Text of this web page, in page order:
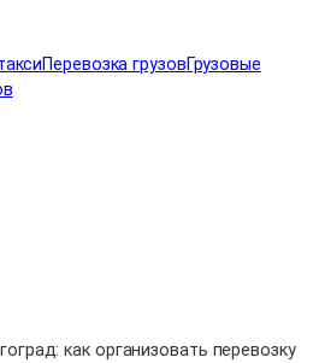
Перевозка грузовГрузовые
как организовать перевозку